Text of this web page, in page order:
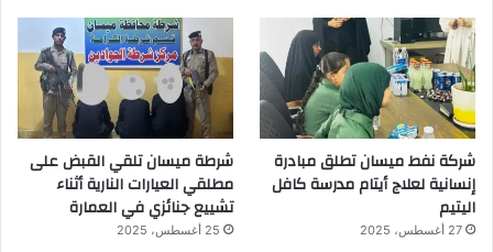
شركة نفط ميسان تطلق مبادرة
إنسانية لعلاج أيتام مدرسة كافل
اليتيم
27 أغسطس، 2025
شرطة ميسان تلقي القبض على
مطلقي العيارات النارية أثناء
تشييع جنائزي في العمارة
25 أغسطس، 2025